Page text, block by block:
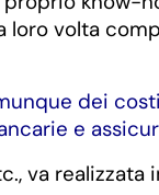
volta
dei
e
va